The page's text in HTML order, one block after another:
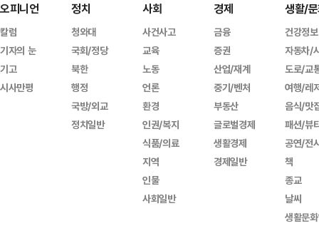
오피니언
칼럼
기자의 눈
기고
시사만평
정치
청와대
국회/정당
북한
행정
국방/외교
정치일반
사회
사건사고
교육
노동
언론
환경
인권/복지
식품/의료
지역
인물
사회일반
경제
금융
증권
산업/재계
중기/벤처
부동산
글로벌경제
생활경제
경제일반
생활/
건강정보
자동차/
도로/교
여행/레
음식/맛
패션/뷰
공연/전
책
종교
날씨
생활문